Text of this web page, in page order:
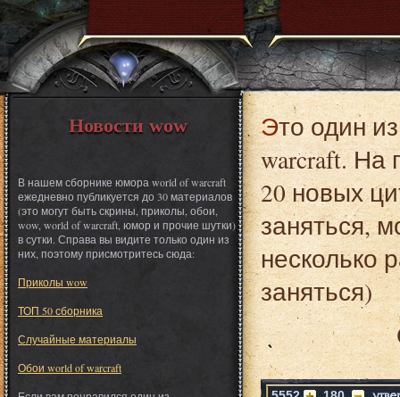
Новости wow
В нашем сборнике юмора world of warcraft
ежедневно публикуется до 30 материалов
(это могут быть скрины, приколы, обои,
wow, world of warcraft, юмор и прочие шутки)
в сутки. Справа вы видите только один из
них, поэтому присмотритесь сюда:
Приколы wow
ТОП 50 сборника
Случайные материалы
Обои world of warcraft
Это один из материалов сборника юмора World of
warcraft. На
20 новых
заняться,
несколько
заняться)